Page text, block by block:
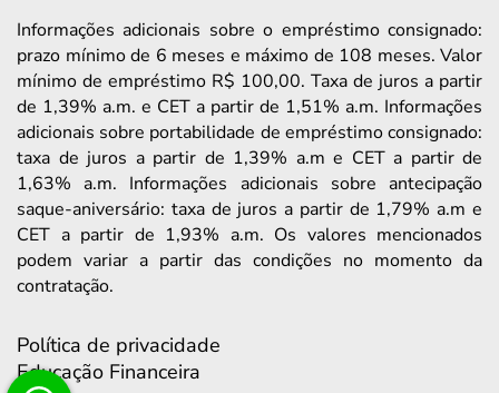
Informações adicionais sobre o empréstimo consignado:
prazo mínimo de 6 meses e máximo de 108 meses. Valor
mínimo de empréstimo R$ 100,00. Taxa de juros a partir
de 1,39% a.m. e CET a partir de 1,51% a.m. Informações
adicionais sobre portabilidade de empréstimo consignado:
taxa de juros a partir de 1,39% a.m e CET a partir de
1,63% a.m. Informações adicionais sobre antecipação
saque-aniversário: taxa de juros a partir de 1,79% a.m e
CET a partir de 1,93% a.m. Os valores mencionados
podem variar a partir das condições no momento da
contratação.
Política de privacidade
Educação Financeira